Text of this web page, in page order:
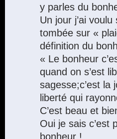
y parles du
Un jour j’ai
tombée sur «
définition du
« Le bonheur
quand on s’est
sagesse;c’est la
liberté qui
C’est beau et
Oui je sais c’est
bonheur !